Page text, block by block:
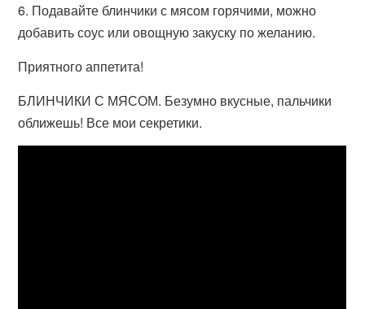
6. Подавайте блинчики с мясом горячими, можно
добавить соус или овощную закуску по желанию.
Приятного аппетита!
БЛИНЧИКИ С МЯСОМ. Безумно вкусные, пальчики
оближешь! Все мои секретики.